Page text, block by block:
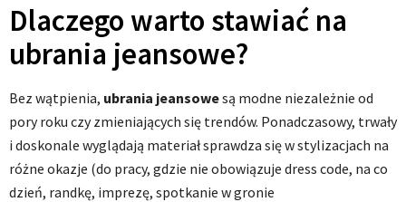
Dlaczego warto stawiać na
ubrania jeansowe?
Bez wątpienia, ubrania jeansowesą modne niezależnie od
pory roku czy zmieniających się trendów. Ponadczasowy, trwały
i doskonale wyglądają materiał sprawdza się w stylizacjach na
różne okazje (do pracy, gdzie nie obowiązuje dress code, na co
dzień, randkę, imprezę, spotkanie w gronie